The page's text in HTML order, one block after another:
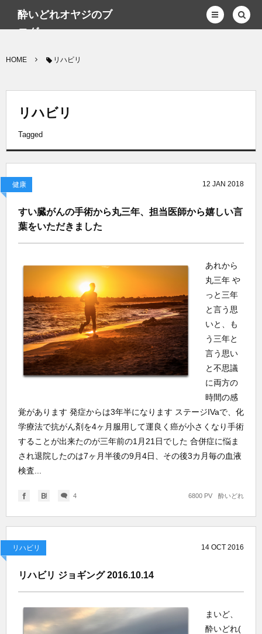
酔いどれオヤジのブ
ログwp
HOME リハビリ
リハビリ
Tagged
健康 12 JAN 2018
すい臓がんの手術から丸三年、担当医師から嬉しい言
葉をいただきました
あれから
丸三年 や
っと三年
と言う思
いと、も
う三年と
言う思い
と不思議
に両方の
時間の感
覚があります 発症からは3年半になります ステージIVaで、化
学療法で抗がん剤を4ヶ月服用して運良く癌が小さくなり手術
することが出来たのが三年前の1月21日でした 合併症に悩ま
され退院したのは7ヶ月半後の9月4日、その後3カ月毎の血液
検査...
4 酔いどれ
6800 PV
リハビリ 14 OCT 2016
リハビリ ジョギング 2016.10.14
まいど、
酔いどれ(